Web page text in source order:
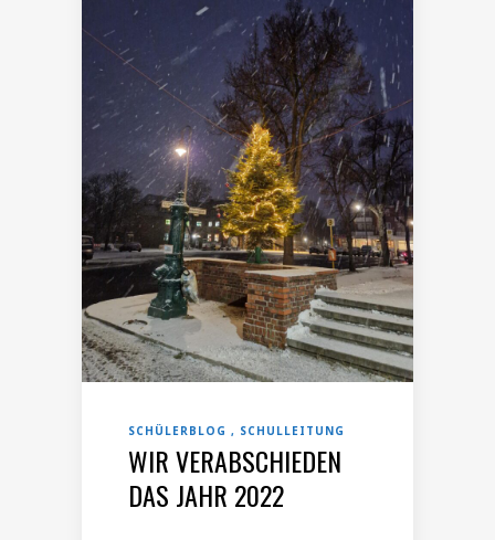
SCHÜLERBLOG SCHULLEITUNG
WIR VERABSCHIEDEN
DAS JAHR 2022